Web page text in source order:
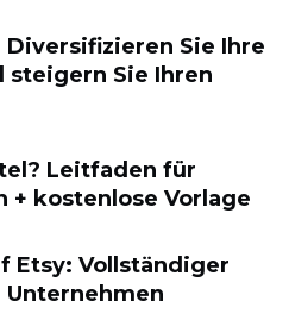
Sie Ihre
steigern Sie Ihren
Leitfaden für
+ kostenlose Vorlage
Etsy: Vollständiger